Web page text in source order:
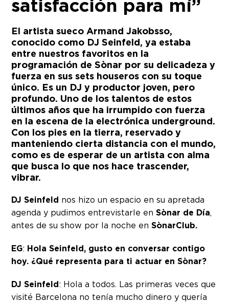
satisfacción para mí”
El artista sueco Armand Jakobsso,
conocido como DJ Seinfeld, ya estaba
entre nuestros favoritos en la
programación de Sònar por su delicadeza y
fuerza en sus sets houseros con su toque
único. Es un DJ y productor joven, pero
profundo. Uno de los talentos de estos
últimos años que ha irrumpido con fuerza
en la escena de la electrónica underground.
Con los pies en la tierra, reservado y
manteniendo cierta distancia con el mundo,
como es de esperar de un artista con alma
que busca lo que nos hace trascender,
vibrar.
DJ Seinfeld nos hizo un espacio en su apretada
agenda y pudimos entrevistarle en Sònar de Día,
antes de su show por la noche enSònarClub.
EG: Hola Seinfeld, gusto en conversar contigo
hoy. ¿Qué representa para ti actuar en Sònar?
DJ Seinfeld: Hola a todos. Las primeras veces que
visité Barcelona no tenía mucho dinero y quería